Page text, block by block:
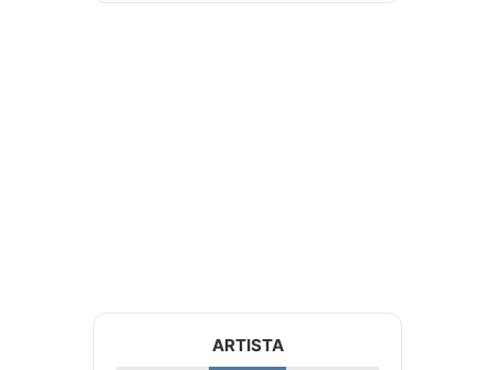
ARTISTA